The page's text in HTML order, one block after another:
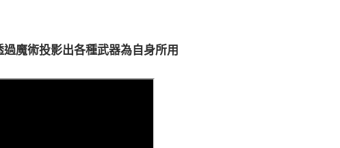
魔術投影出各種武器為自身所用